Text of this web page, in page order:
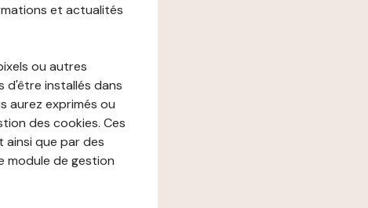
et actualités
ou autres
d'être installés dans
aurez exprimés ou
des cookies. Ces
que par des
module de gestion